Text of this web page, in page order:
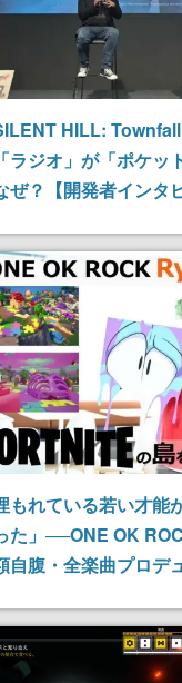
HILL:
ラジオ」が「ポケッ
ぜ？【開発者インタ
もれている若い才
た」──ONE OK
自腹・全楽曲プロデ